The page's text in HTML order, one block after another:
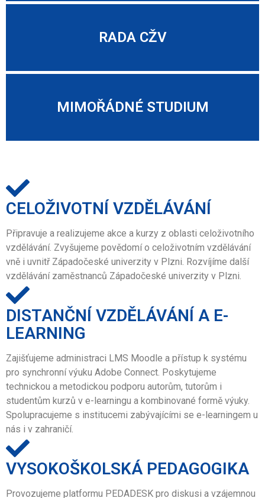
RADA CŽV
MIMOŘÁDNÉ STUDIUM
CELOŽIVOTNÍ VZDĚLÁVÁNÍ
Připravuje a realizujeme akce a kurzy z oblasti celoživotního
vzdělávání. Zvyšujeme povědomí o celoživotním vzdělávání
vně i uvnitř Západočeské univerzity v Plzni. Rozvíjíme další
vzdělávání zaměstnanců Západočeské univerzity v Plzni.
DISTANČNÍ VZDĚLÁVÁNÍ A E-
LEARNING
Zajišťujeme administraci LMS Moodle a přístup k systému
pro synchronní výuku Adobe Connect. Poskytujeme
technickou a metodickou podporu autorům, tutorům i
studentům kurzů v e-learningu a kombinované formě výuky.
Spolupracujeme s institucemi zabývajícími se e-learningem u
nás i v zahraničí.
VYSOKOŠKOLSKÁ PEDAGOGIKA
Provozujeme platformu PEDADESK pro diskusi a vzájemnou